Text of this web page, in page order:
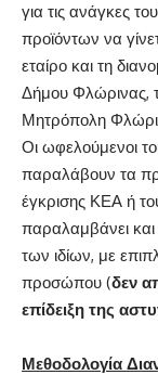
για τις ανάγκες
προϊόντων να
εταίρο και τη
Δήμου Φλώρινας,
Μητρόπολη
Οι ωφελούμενοι
παραλάβουν τα
έγκρισης ΚΕΑ ή
παραλαμβάνει
των ιδίων, με
προσώπου (δεν
επίδειξη της
Μεθοδολογία